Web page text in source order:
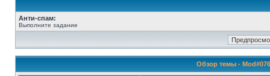
Анти-спам:
Выполните задание
Обзор темы -